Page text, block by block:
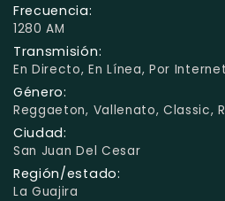
Frecuencia:
1280 AM
Transmisión:
En Directo, En Línea, Por Internet
Género:
Reggaeton, Vallenato, Classic,
Ciudad:
San Juan Del Cesar
Región/estado:
La Guajira